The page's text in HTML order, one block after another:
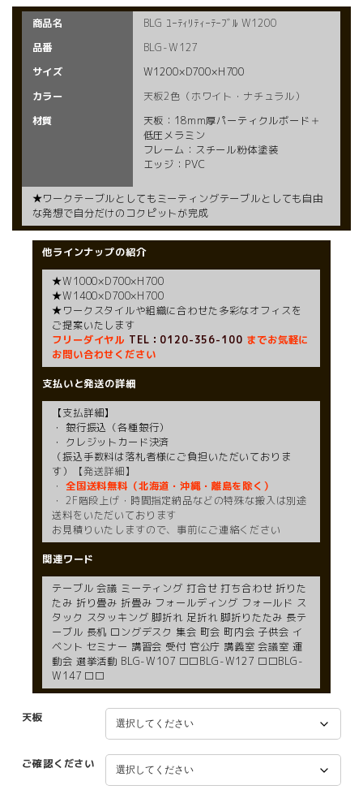
商品名
BLG ﾕｰﾃｨﾘﾃｨｰﾃｰﾌﾞﾙ W1200
品番
BLG-W127
サイズ
W1200×D700×H700
カラー
天板2色（ホワイト・ナチュラル）
材質
天板：18mm厚パーティクルボード＋
低圧メラミン
フレーム：スチール粉体塗装
エッジ：PVC
★ワークテーブルとしてもミーティングテーブルとしても自由
な発想で自分だけのコクピットが完成
他ラインナップの紹介
★W1000×D700×H700
★W1400×D700×H700
★ワークスタイルや組織に合わせた多彩なオフィスを
ご提案いたします
フリーダイヤル TEL：0120-356-100 までお気軽に
お問い合わせください
支払いと発送の詳細
【支払詳細】
・ 銀行振込（各種銀行）
・ クレジットカード決済
（振込手数料は落札者様にご負担いただいておりま
す）
【発送詳細】
・ 全国送料無料（北海道・沖縄・離島を除く）
・ 2F階段上げ・時間指定納品などの特殊な搬入は別途
送料をいただいております
お見積りいたしますので、事前にご連絡ください
関連ワード
テーブル 会議 ミーティング 打合せ 打ち合わせ 折りた
たみ 折り畳み 折畳み フォールディング フォールド ス
タック スタッキング 脚折れ 足折れ 脚折りたたみ 長テ
ーブル 長机 ロングデスク 集会 町会 町内会 子供会 イ
ベント セミナー 講習会 受付 官公庁 講義室 会議室 運
動会 選挙活動 BLG-W107 □□BLG-W127 □□BLG-
W147 □□
天板
ご確認ください